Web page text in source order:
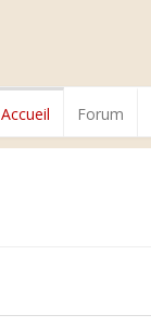
Accueil Forum